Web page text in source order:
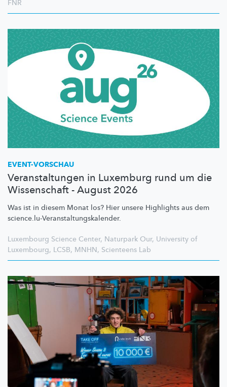
FNR
EVENT-VORSCHAU
Veranstaltungen in Luxemburg rund um die
Wissenschaft - August 2026
Was ist in diesem Monat los? Hier unsere Highlights aus dem
science.lu-Veranstaltungskalender.
Luxembourg Science Center, Naturpark Our, University of
Luxembourg, LCSB, MNHN, Scienteens Lab